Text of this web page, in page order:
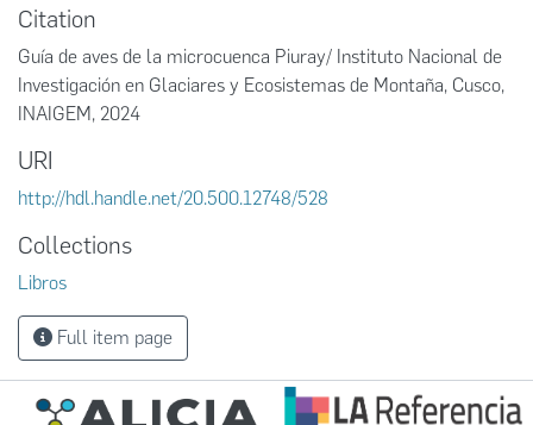
Citation
Guía de aves de la microcuenca Piuray/ Instituto Nacional de
Investigación en Glaciares y Ecosistemas de Montaña, Cusco,
INAIGEM, 2024
URI
http://hdl.handle.net/20.500.12748/528
Collections
Libros
Full item page